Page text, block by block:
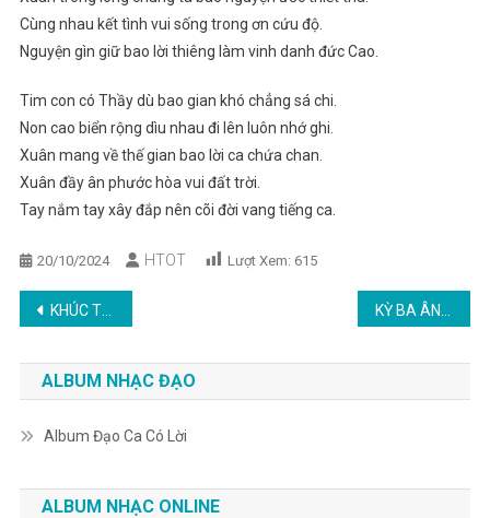
Cùng nhau kết tình vui sống trong ơn cứu độ.
Nguyện gìn giữ bao lời thiêng làm vinh danh đức Cao.
Tim con có Thầy dù bao gian khó chẳng sá chi.
Non cao biển rộng dìu nhau đi lên luôn nhớ ghi.
Xuân mang về thế gian bao lời ca chứa chan.
Xuân đầy ân phước hòa vui đất trời.
Tay nắm tay xây đắp nên cõi đời vang tiếng ca.
20/10/2024 HTOT Lượt Xem: 615
Post
navigation
KHÚC TỰ TÌNH NGÀY XUÂN
ALBUM NHẠC ĐẠO
Album Đạo Ca Có Lời
ALBUM NHẠC ONLINE